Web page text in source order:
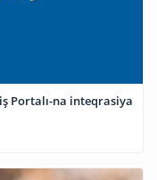
Portalı-na inteqrasiya